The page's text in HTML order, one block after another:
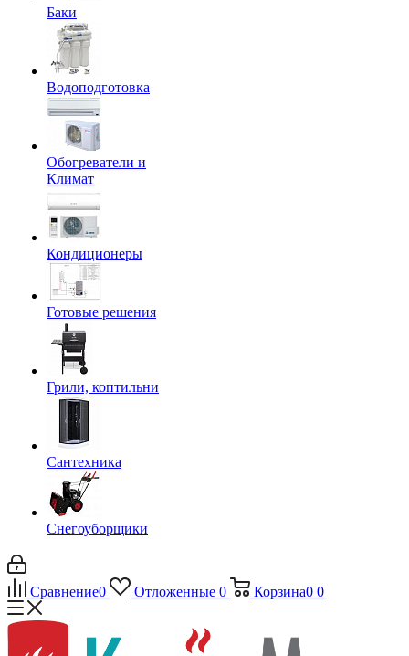
Баки
Водоподготовка
Обогреватели и
Климат
Кондиционеры
Готовые решения
Грили, коптильни
Сантехника
Снегоуборщики
Сравнение0 Отложенные 0 Корзина0 0